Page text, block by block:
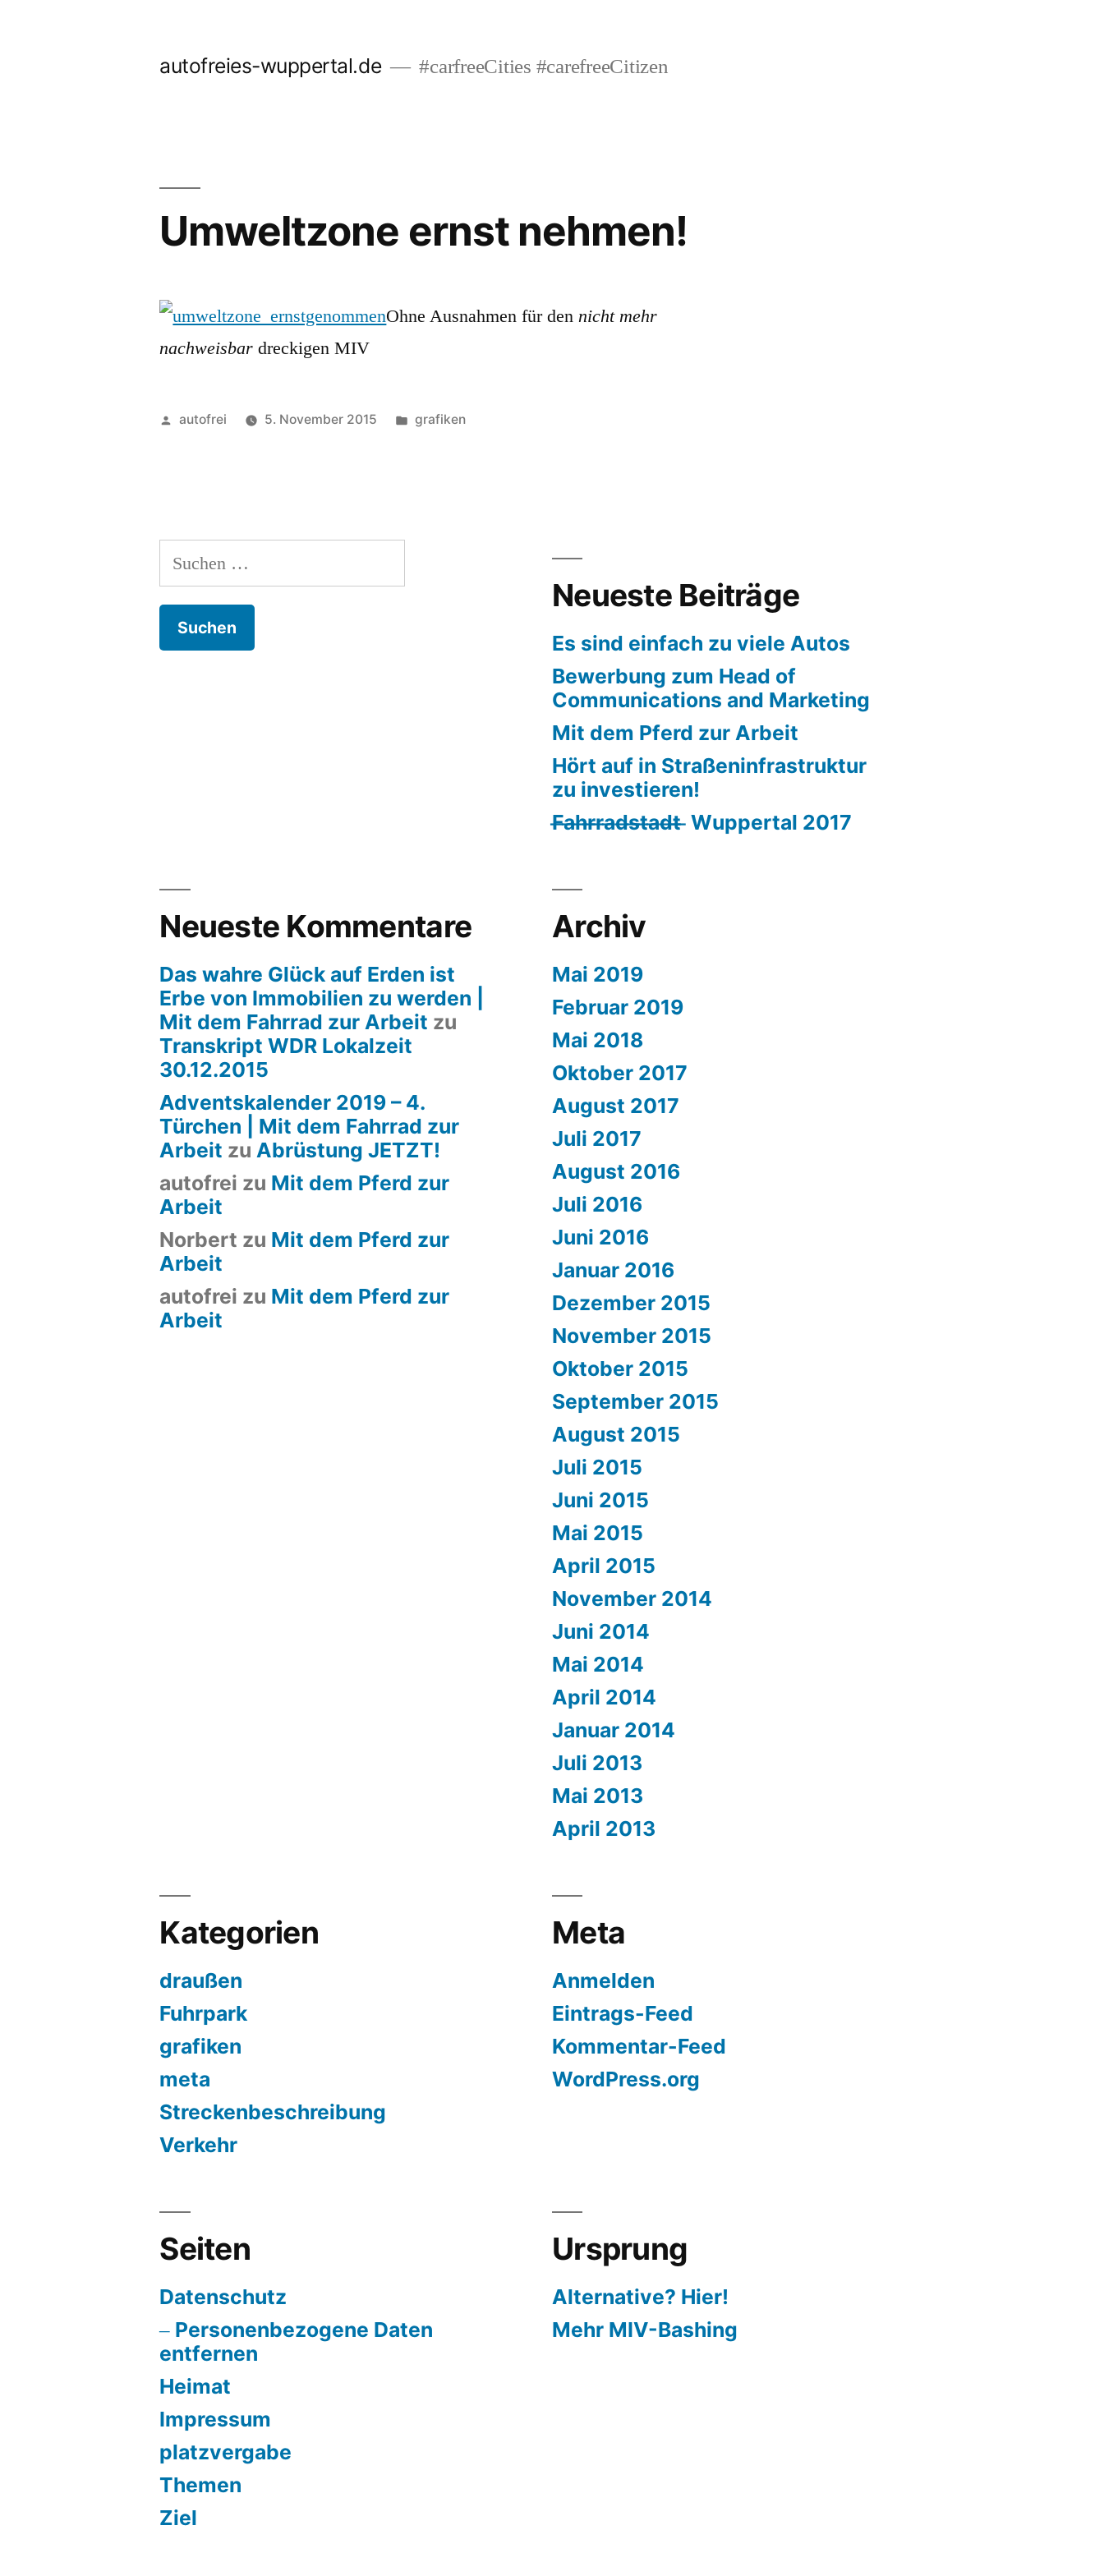
autofreies-wuppertal.de #carfreeCities #carefreeCitizen
Umweltzone ernst nehmen!
Ohne Ausnahmen für dennicht mehr
nachweisbar dreckigen MIV
Veröffentlicht
autofrei 5. November 2015
Veröffentlicht
grafiken
Suchen
nach:
Neueste Beiträge
Es sind einfach zu viele Autos
Bewerbung zum Head of
Communications and Marketing
Mit dem Pferd zur Arbeit
Hört auf in Straßeninfrastruktur
zu investieren!
F̶a̶h̶r̶r̶a̶d̶s̶t̶a̶d̶t̶ ̶ Wuppertal 2017
Neueste Kommentare
Das wahre Glück auf Erden ist
Erbe von Immobilien zu werden |
Mit dem Fahrrad zur Arbeit zu
Transkript WDR Lokalzeit
30.12.2015
Adventskalender 2019 – 4.
Türchen | Mit dem Fahrrad zur
Arbeit zuAbrüstung JETZT!
autofrei zu Mit dem Pferd zur
Arbeit
Norbert zu Mit dem Pferd zur
Arbeit
autofrei zu Mit dem Pferd zur
Arbeit
Archiv
Mai 2019
Februar 2019
Mai 2018
Oktober 2017
August 2017
Juli 2017
August 2016
Juli 2016
Juni 2016
Januar 2016
Dezember 2015
November 2015
Oktober 2015
September 2015
August 2015
Juli 2015
Juni 2015
Mai 2015
April 2015
November 2014
Juni 2014
Mai 2014
April 2014
Januar 2014
Juli 2013
Mai 2013
April 2013
Kategorien
draußen
Fuhrpark
grafiken
meta
Streckenbeschreibung
Verkehr
Meta
Anmelden
Eintrags-Feed
Kommentar-Feed
WordPress.org
Seiten
Datenschutz
Personenbezogene Daten
entfernen
Heimat
Impressum
platzvergabe
Themen
Ziel
Ursprung
Alternative? Hier!
Mehr MIV-Bashing